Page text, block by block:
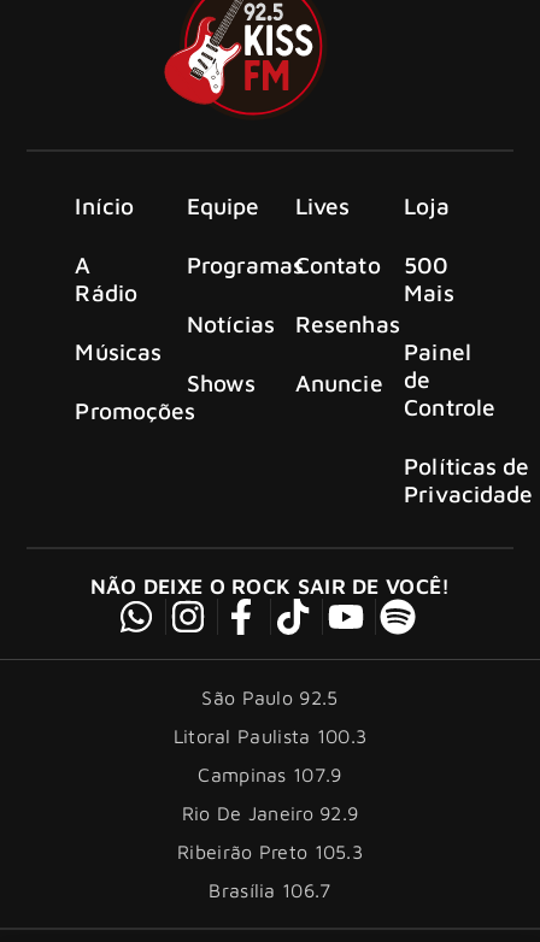
Início
A
Rádio
Músicas
Promoções
Equipe
Programas
Notícias
Shows
Lives
Contato
Resenhas
Anuncie
Loja
500
Mais
Painel
de
Controle
Políticas de
Privacidade
NÃO DEIXE O ROCK SAIR DE VOCÊ!
São Paulo 92.5
Litoral Paulista 100.3
Campinas 107.9
Rio De Janeiro 92.9
Ribeirão Preto 105.3
Brasília 106.7